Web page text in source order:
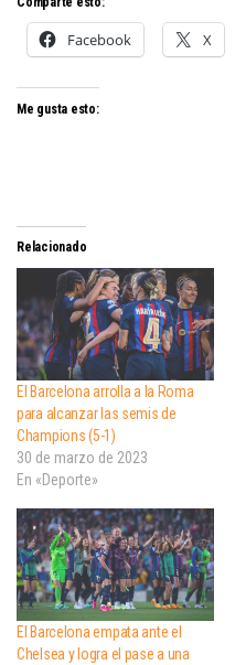
Facebook X
Me gusta esto:
Relacionado
El Barcelona arrolla a la Roma
para alcanzar las semis de
Champions (5-1)
30 de marzo de 2023
En «Deporte»
El Barcelona empata ante el
Chelsea y logra el pase a una